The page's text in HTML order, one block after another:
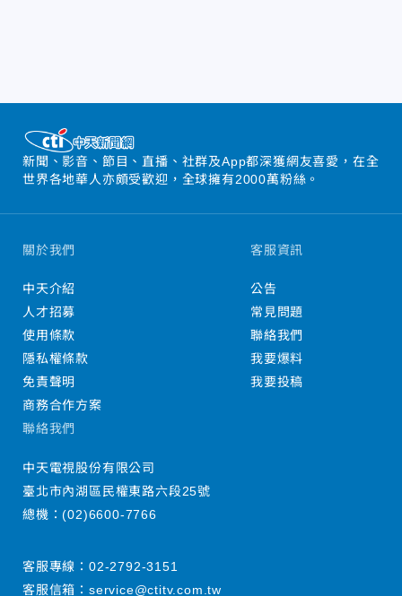
新聞、影音、節目、直播、社群及App都深獲網友喜愛，在全
世界各地華人亦頗受歡迎，全球擁有2000萬粉絲。
關於我們
中天介紹
人才招募
使用條款
隱私權條款
免責聲明
商務合作方案
客服資訊
公告
常見問題
聯絡我們
我要爆料
我要投稿
聯絡我們
中天電視股份有限公司
臺北市內湖區民權東路六段25號
總機：(02)6600-7766
客服專線： 02-2792-3151
客服信箱： service@ctitv.com.tw